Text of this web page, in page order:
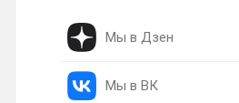
Мы в Дзен
Мы в ВК